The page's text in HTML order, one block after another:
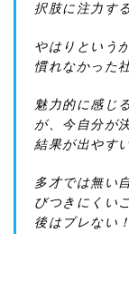
択肢に注力することを意識
やはりという
慣れなかった
魅力的に感じ
が、今自分が
結果が出やすいことに気
多才では無い
びつきにくい
後はブレない